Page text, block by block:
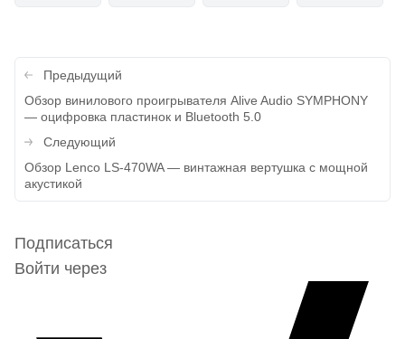
Навигация
по
записям
Предыдущий
Обзор винилового проигрывателя Alive Audio SYMPHONY
— оцифровка пластинок и Bluetooth 5.0
Следующий
Обзор Lenco LS-470WA — винтажная вертушка с мощной
акустикой
Подписаться
Войти через